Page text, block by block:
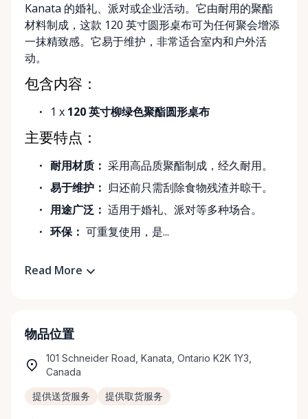
Kanata 的婚礼、派对或企业活动。它由耐用的聚酯
材料制成，这款 120 英寸圆形桌布可为任何聚会增添
一抹精致感。它易于维护，非常适合室内和户外活
动。
包含内容：
1 x 120 英寸柳绿色聚酯圆形桌布
主要特点：
耐用材质： 采用高品质聚酯制成，经久耐用。
易于维护： 归还前只需刮除食物残渣并晾干。
用途广泛： 适用于婚礼、派对等多种场合。
环保： 可重复使用，是...
Read More
物品位置
101 Schneider Road, Kanata, Ontario K2K 1Y3,
Canada
提供送货服务 提供取货服务